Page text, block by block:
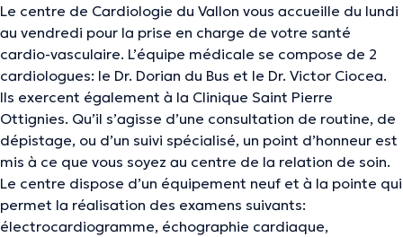
Le centre de Cardiologie du Vallon vous accueille du lundi
au vendredi pour la prise en charge de votre santé
cardio-vasculaire. L’équipe médicale se compose de 2
cardiologues: le Dr. Dorian du Bus et le Dr. Victor Ciocea.
Ils exercent également à la Clinique Saint Pierre
Ottignies. Qu’il s’agisse d’une consultation de routine, de
dépistage, ou d’un suivi spécialisé, un point d’honneur est
mis à ce que vous soyez au centre de la relation de soin.
Le centre dispose d’un équipement neuf et à la pointe qui
permet la réalisation des examens suivants:
électrocardiogramme, échographie cardiaque,